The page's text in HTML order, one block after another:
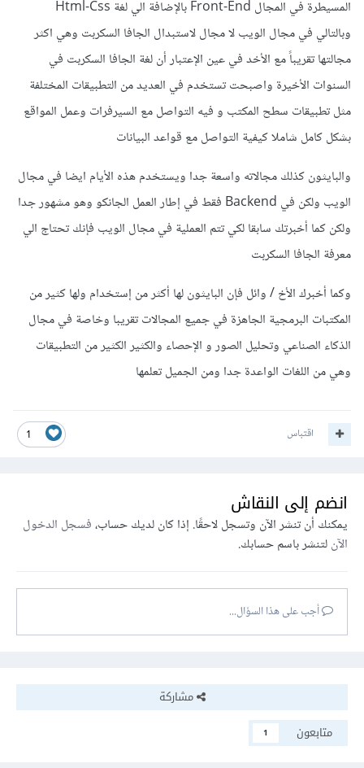
المسيطرة في المجال Front-End باﻹضافة الي لغة Html-Css
وبالتالي في مجال الويب لا مجال لاستبدال الجافا السكربت وهي اكثر
مجالتها تقريباً مع الأخد في عين الإعتبار أن لغة الجافا السكربت في
السنوات الأخيرة واصبحت تستخدم في العديد من التطبيقات المختلفة
مثل تطبيقات سطح المكتب و فيه التواصل مع السيرفرات وعمل المواقع
بشكل كامل شاملا كيفية التواصل مع قواعد البيانات
والبايثون كذلك مجالاته واسعة جدا ويستخدم هذه الأيام ايضا في مجال
الويب ولكن في Backend فقط في إطار العمل الجانكو وهو مشهور جدا
ولكن كما أخبرتك سابقا لكي تتم العملية في مجال الويب فإنك تحتاج الي
معرفة الجافا السكربت
وكما أخبرك الأخ / وائل فإن البايثون لها أكثر من إستخدام ولها كثير من
المكتبات البرمجية الجاهزة في جميع المجالات تقريبا وخاصة في مجال
الذكاء الصناعي وتحليل الصور و الإحصاء والكثير الكثير من التطبيقات
وهي من اللغات الواعدة جدا ومن الجميل تعلمها
1 اقتباس
انضم إلى النقاش
يمكنك أن تنشر الآن وتسجل لاحقًا. إذا كان لديك حساب،فسجل الدخول
الآنلتنشر باسم حسابك.
أجب على هذا السؤال...
مشاركة
متابعون
1